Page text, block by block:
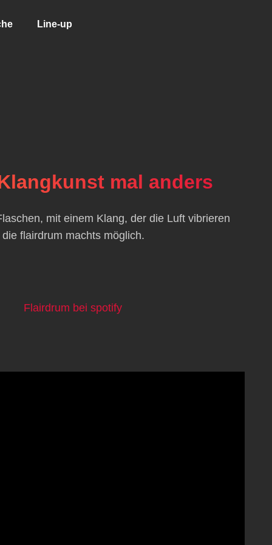
Line-up
mal anders
mit einem Klang, der die Luft vibrieren
flairdrum machts möglich.
Flairdrum bei spotify